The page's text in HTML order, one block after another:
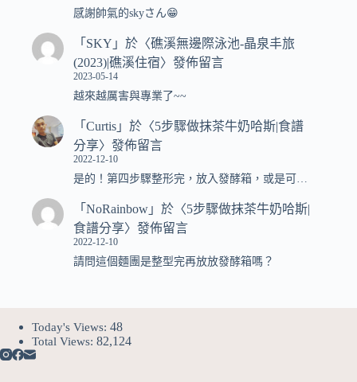
感謝帥氣的skyさん😁
「 SKY 」於〈礁溪無邊際泳池-晶泉丰旅
(2023)|礁溪住宿〉發佈留言
2023-05-14
越來越厲害與專業了~~
「 Curtis 」於〈5步驟做抹茶牛奶哈斯|食譜
分享〉發佈留言
2022-12-10
是的！第四步驟整形完，放入發酵箱，或是可…
「 NoRainbow 」於〈5步驟做抹茶牛奶哈斯|
食譜分享〉發佈留言
2022-12-10
請問這個麵團是整型完再放放發酵箱嗎？
Today's Views: 48
Total Views: 82,124